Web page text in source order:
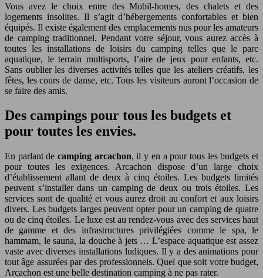
Vous avez le choix entre des Mobil-homes, des chalets et des
logements insolites. Il s’agit d’hébergements confortables et bien
équipés. Il existe également des emplacements nus pour les amateurs
de camping traditionnel. Pendant votre séjour, vous aurez accès à
toutes les installations de loisirs du camping telles que le parc
aquatique, le terrain multisports, l’aire de jeux pour enfants, etc.
Sans oublier les diverses activités telles que les ateliers créatifs, les
fêtes, les cours de danse, etc. Tous les visiteurs auront l’occasion de
se faire des amis.
Des campings pour tous les budgets et
pour toutes les envies.
En parlant decamping arcachon, il y en a pour tous les budgets et
pour toutes les exigences. Arcachon dispose d’un large choix
d’établissement allant de deux à cinq étoiles. Les budgets limités
peuvent s’installer dans un camping de deux ou trois étoiles. Les
services sont de qualité et vous aurez droit au confort et aux loisirs
divers. Les budgets larges peuvent opter pour un camping de quatre
ou de cinq étoiles. Le luxe est au rendez-vous avec des services haut
de gamme et des infrastructures privilégiées comme le spa, le
hammam, le sauna, la douche à jets … L’espace aquatique est assez
vaste avec diverses installations ludiques. Il y a des animations pour
tout âge assurées par des professionnels. Quel que soit votre budget,
Arcachon est une belle destination camping à ne pas rater.